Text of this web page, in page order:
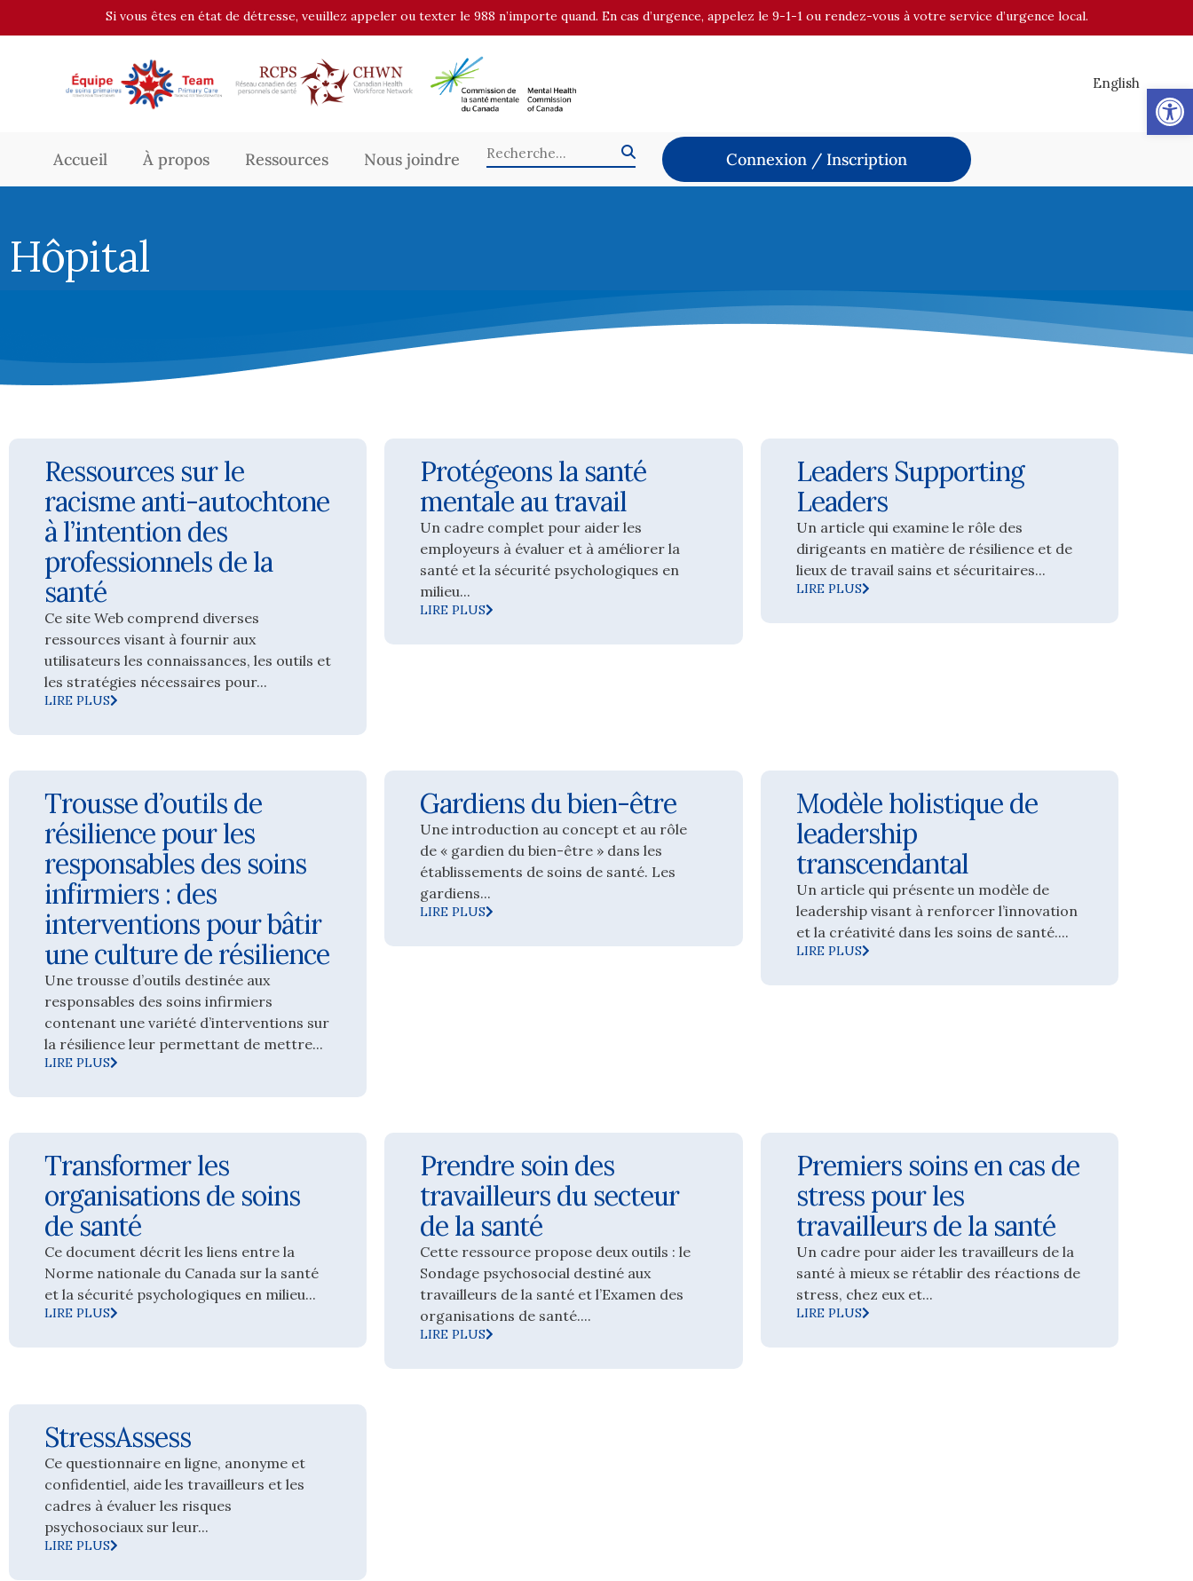
Si vous êtes en état de détresse, veuillez appeler ou texter le 988 n’importe quand. En cas d’urgence, appelez le 9-1-1 ou rendez-vous à votre service d’urgence local.
English
Accueil À propos Ressources Nous joindre Connexion / Inscription
Hôpital
Ressources sur le
racisme anti-autochtone
à l’intention des
professionnels de la
santé
Ce site Web comprend diverses
ressources visant à fournir aux
utilisateurs les connaissances, les outils et
les stratégies nécessaires pour...
LIRE PLUS
Protégeons la santé
mentale au travail
Un cadre complet pour aider les
employeurs à évaluer et à améliorer la
santé et la sécurité psychologiques en
milieu...
LIRE PLUS
Leaders Supporting
Leaders
Un article qui examine le rôle des
dirigeants en matière de résilience et de
lieux de travail sains et sécuritaires...
LIRE PLUS
Trousse d’outils de
résilience pour les
responsables des soins
infirmiers : des
interventions pour bâtir
une culture de résilience
Une trousse d’outils destinée aux
responsables des soins infirmiers
contenant une variété d’interventions sur
la résilience leur permettant de mettre...
LIRE PLUS
Gardiens du bien-être
Une introduction au concept et au rôle
de « gardien du bien-être » dans les
établissements de soins de santé. Les
gardiens...
LIRE PLUS
Modèle holistique de
leadership
transcendantal
Un article qui présente un modèle de
leadership visant à renforcer l’innovation
et la créativité dans les soins de santé....
LIRE PLUS
Transformer les
organisations de soins
de santé
Ce document décrit les liens entre la
Norme nationale du Canada sur la santé
et la sécurité psychologiques en milieu...
LIRE PLUS
Prendre soin des
travailleurs du secteur
de la santé
Cette ressource propose deux outils : le
Sondage psychosocial destiné aux
travailleurs de la santé et l’Examen des
organisations de santé....
LIRE PLUS
Premiers soins en cas de
stress pour les
travailleurs de la santé
Un cadre pour aider les travailleurs de la
santé à mieux se rétablir des réactions de
stress, chez eux et...
LIRE PLUS
StressAssess
Ce questionnaire en ligne, anonyme et
confidentiel, aide les travailleurs et les
cadres à évaluer les risques
psychosociaux sur leur...
LIRE PLUS